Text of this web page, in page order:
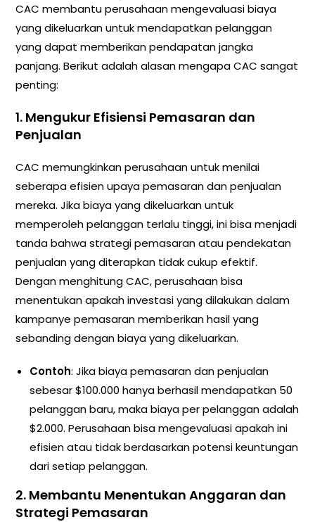
CAC membantu perusahaan mengevaluasi biaya
yang dikeluarkan untuk mendapatkan pelanggan
yang dapat memberikan pendapatan jangka
panjang. Berikut adalah alasan mengapa CAC sangat
penting:
1. Mengukur Efisiensi Pemasaran dan
Penjualan
CAC memungkinkan perusahaan untuk menilai
seberapa efisien upaya pemasaran dan penjualan
mereka. Jika biaya yang dikeluarkan untuk
memperoleh pelanggan terlalu tinggi, ini bisa menjadi
tanda bahwa strategi pemasaran atau pendekatan
penjualan yang diterapkan tidak cukup efektif.
Dengan menghitung CAC, perusahaan bisa
menentukan apakah investasi yang dilakukan dalam
kampanye pemasaran memberikan hasil yang
sebanding dengan biaya yang dikeluarkan.
Contoh: Jika biaya pemasaran dan penjualan
sebesar $100.000 hanya berhasil mendapatkan 50
pelanggan baru, maka biaya per pelanggan adalah
$2.000. Perusahaan bisa mengevaluasi apakah ini
efisien atau tidak berdasarkan potensi keuntungan
dari setiap pelanggan.
2. Membantu Menentukan Anggaran dan
Strategi Pemasaran